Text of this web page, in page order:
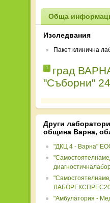
Обща
Изследвания
Пакет клинична
1
град
"Съборни"
Други
община Варна,
"ДКЦ 4 - Варна"
"Амбулатория -